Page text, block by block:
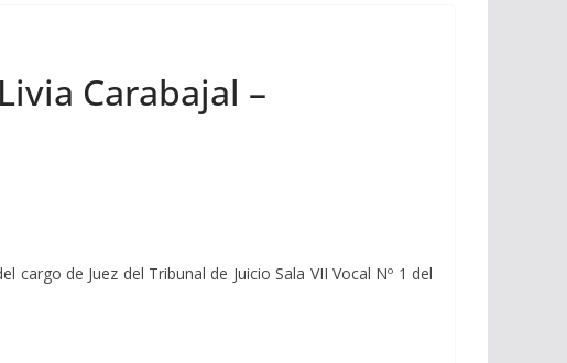
Carabajal –
cargo de Juez del Tribunal de Juicio Sala VII Vocal Nº 1 del